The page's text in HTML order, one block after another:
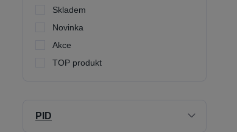
Skladem
Novinka
Akce
TOP produkt
PID